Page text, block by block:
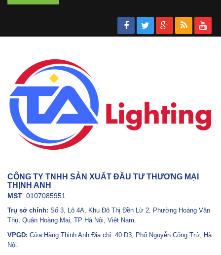
CÔNG TY TNHH SẢN XUẤT ĐẦU TƯ THƯƠNG MẠI
THỊNH ANH
MST: 0107085951
Trụ sở chính: Số 3, Lô 4A, Khu Đô Thị Đền Lừ 2, Phường Hoàng Văn
Thụ, Quận Hoàng Mai, TP Hà Nội, Việt Nam.
VPGD: Cửa Hàng Thịnh Anh Địa chỉ: 40 D3, Phố Nguyễn Công Trứ, Hà
Nội.